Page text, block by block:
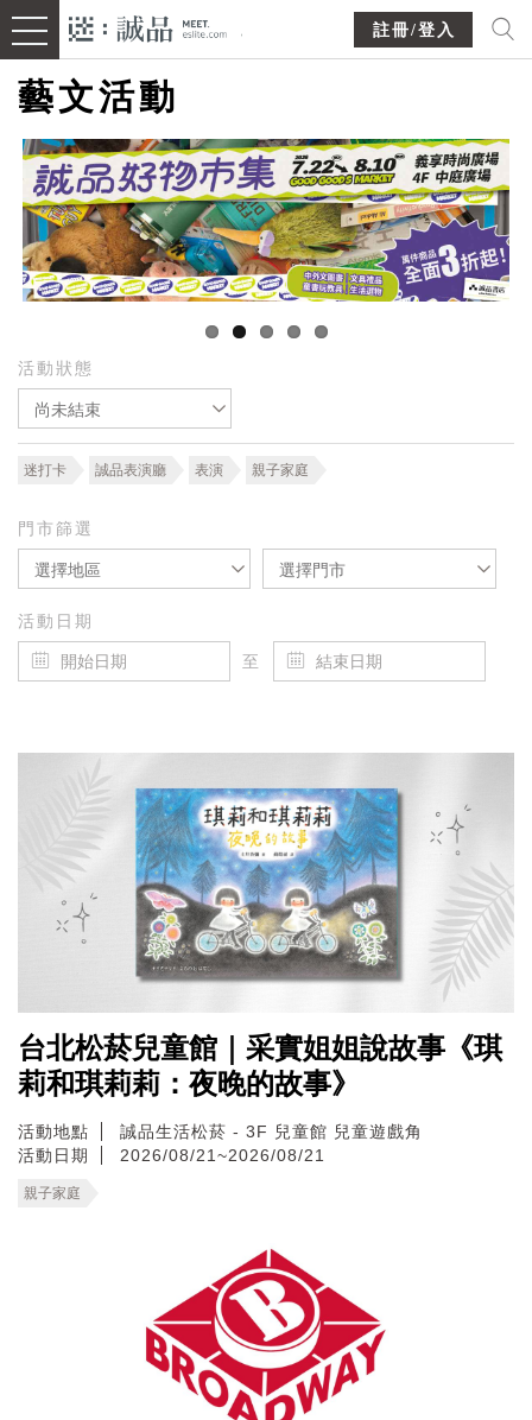
註冊/登入
藝文活動
活動狀態
尚未結束
迷打卡 誠品表演廳 表演 親子家庭
門市篩選
選擇地區 選擇門市
活動日期
至
台北松菸兒童館｜采實姐姐說故事《琪
莉和琪莉莉：夜晚的故事》
活動地點
誠品生活松菸 - 3F 兒童館 兒童遊戲角
活動日期
2026/08/21~2026/08/21
親子家庭